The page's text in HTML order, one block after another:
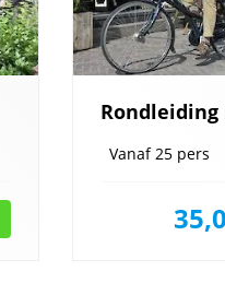
Vanaf25 pers